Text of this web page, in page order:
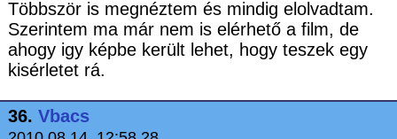
Többször is megnéztem és mindig elolvadtam.
Szerintem ma már nem is elérhető a film, de
ahogy igy képbe került lehet, hogy teszek egy
kisérletet rá.
36. Vbacs